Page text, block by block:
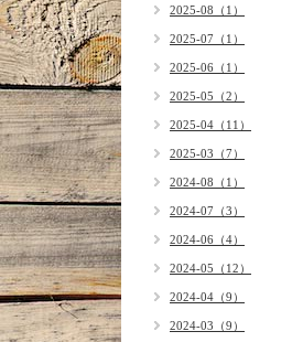
2025-08（1）
2025-07（1）
2025-06（1）
2025-05（2）
2025-04（11）
2025-03（7）
2024-08（1）
2024-07（3）
2024-06（4）
2024-05（12）
2024-04（9）
2024-03（9）